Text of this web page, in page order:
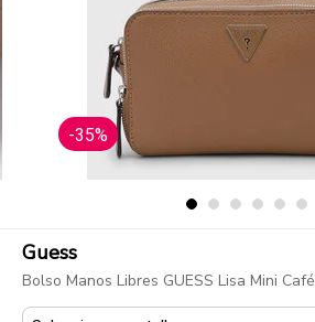
-35%
Guess
Bolso Manos Libres GUESS Lisa Mini Café